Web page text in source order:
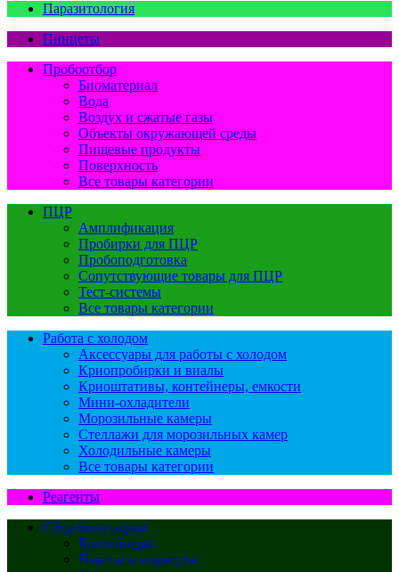
Паразитология
Пинцеты
Пробоотбор
Биоматериал
Вода
Воздух и сжатые газы
Объекты окружающей среды
Пищевые продукты
Поверхность
Все товары категории
ПЦР
Амплификация
Пробирки для ПЦР
Пробоподготовка
Сопутствующие товары для ПЦР
Тест-системы
Все товары категории
Работа с холодом
Аксессуары для работы с холодом
Криопробирки и виалы
Криоштативы, контейнеры, емкости
Мини-охладители
Морозильные камеры
Стеллажи для морозильных камер
Холодильные камеры
Все товары категории
Реагенты
Сбор биоотходов
Контейнеры
Пакеты и конверты